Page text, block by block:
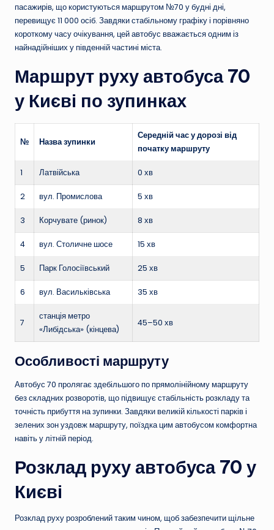
пасажирів, що користуються маршрутом №70 у будні дні,
перевищує 11 000 осіб. Завдяки стабільному графіку і порівняно
короткому часу очікування, цей автобус вважається одним із
найнадійніших у південній частині міста.
Маршрут руху автобуса 70
у Києві по зупинках
№ Назва зупинки
Середній час у дорозі від
початку маршруту
1 Латвійська 0 хв
2 вул. Промислова 5 хв
3 Корчувате (ринок) 8 хв
4 вул. Столичне шосе 15 хв
5 Парк Голосіївський 25 хв
6 вул. Васильківська 35 хв
7
станція метро
«Либідська» (кінцева)
45–50 хв
Особливості маршруту
Автобус 70 пролягає здебільшого по прямолінійному маршруту
без складних розворотів, що підвищує стабільність розкладу та
точність прибуття на зупинки. Завдяки великій кількості парків і
зелених зон уздовж маршруту, поїздка цим автобусом комфортна
навіть у літній період.
Розклад руху автобуса 70 у
Києві
Розклад руху розроблений таким чином, щоб забезпечити щільне